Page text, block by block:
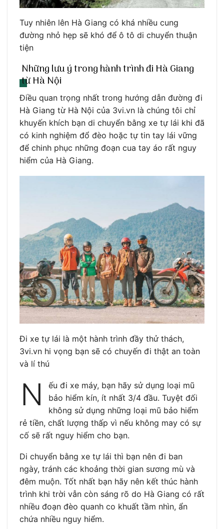
Tuy nhiên lên Hà Giang có khá nhiều cung
đường nhỏ hẹp sẽ khó để ô tô di chuyển thuận
tiện
Những lưu ý trong hành trình đi Hà Giang
từ Hà Nội
Điều quan trọng nhất trong hướng dẫn đường đi
Hà Giang từ Hà Nội của 3vi.vn là chúng tôi chỉ
khuyến khích bạn di chuyển bằng xe tự lái khi đã
có kinh nghiệm đổ đèo hoặc tự tin tay lái vững
để chinh phục những đoạn cua tay áo rất nguy
hiểm của Hà Giang.
Đi xe tự lái là một hành trình đầy thử thách,
3vi.vn hi vọng bạn sẽ có chuyến đi thật an toàn
và lí thú
N
ếu đi xe máy, bạn hãy sử dụng loại mũ
bảo hiểm kín, ít nhất 3/4 đầu. Tuyệt đối
không sử dụng những loại mũ bảo hiểm
rẻ tiền, chất lượng thấp vì nếu không may có sự
cố sẽ rất nguy hiểm cho bạn.
Di chuyển bằng xe tự lái thì bạn nên đi ban
ngày, tránh các khoảng thời gian sương mù và
đêm muộn. Tốt nhất bạn hãy nên kết thúc hành
trình khi trời vẫn còn sáng rõ do Hà Giang có rất
nhiều đoạn đèo quanh co khuất tầm nhìn, ẩn
chứa nhiều nguy hiểm.